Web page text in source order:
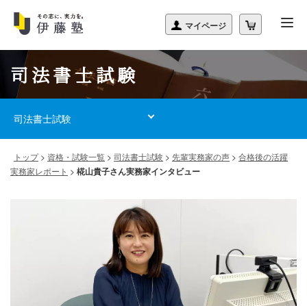
司法書士試験
司法書士試験
トップ> 資格・試験一覧 > 司法書士試験 > 先輩実務家の声 > 合格後の活躍
実務家レポート > 椛山貴子さん実務家インタビュー